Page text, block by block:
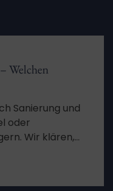
Welchen
Sanierung und
oder
Wir klären,